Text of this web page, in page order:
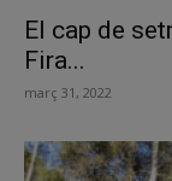
El cap de
Fira...
març 31, 2022